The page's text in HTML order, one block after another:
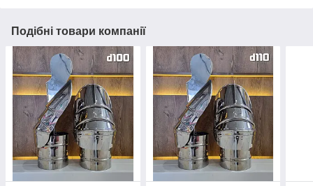
Подібні товари компанії